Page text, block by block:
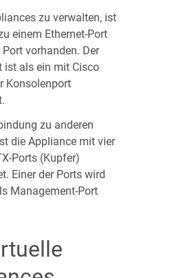
zu verwalten, ist
einem Ethernet-Port
vorhanden. Der
ist als ein mit Cisco
Konsolenport
zu anderen
die Appliance mit vier
Ports (Kupfer)
Einer der Ports wird
Management-Port